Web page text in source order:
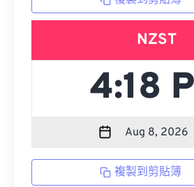
NZST
複製到剪貼簿